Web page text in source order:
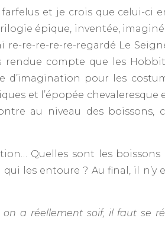
et je crois que celui-ci
épique, inventée,
re-re-re-re-re-regardé Le
rendue compte que les
d’imagination pour les
et l’épopée chevaleresque
au niveau des boissons,
Quelles sont les boissons
les entoure ? Au final, il n’y
a réellement soif, il faut se